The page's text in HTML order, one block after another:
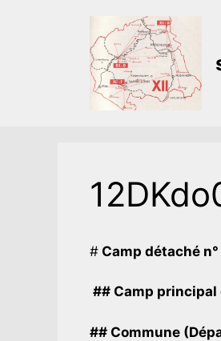
# Camp détaché n°
## Camp
## Commune